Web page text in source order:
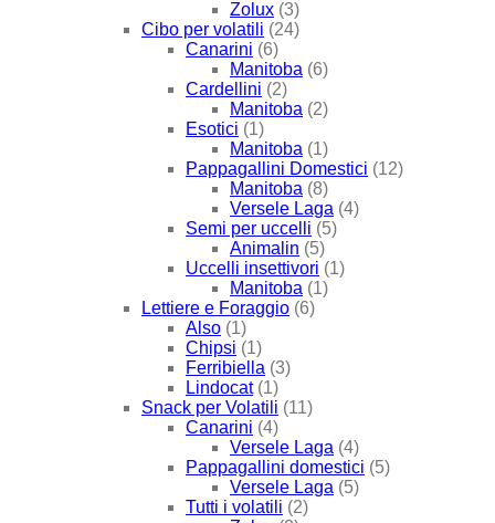
Zolux (3)
Cibo per volatili (24)
Canarini (6)
Manitoba (6)
Cardellini (2)
Manitoba (2)
Esotici (1)
Manitoba (1)
Pappagallini Domestici (12)
Manitoba (8)
Versele Laga (4)
Semi per uccelli (5)
Animalin (5)
Uccelli insettivori (1)
Manitoba (1)
Lettiere e Foraggio (6)
Also (1)
Chipsi (1)
Ferribiella (3)
Lindocat (1)
Snack per Volatili (11)
Canarini (4)
Versele Laga (4)
Pappagallini domestici (5)
Versele Laga (5)
Tutti i volatili (2)